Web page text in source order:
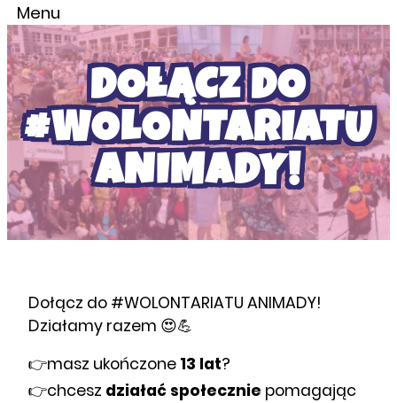
Menu
DOŁĄCZ DO
#WOLONTARIATU
ANIMADY!
Dołącz do #WOLONTARIATU ANIMADY!
Działamy razem 😍💪
👉masz ukończone 13 lat?
👉chcesz działać społecznie pomagając